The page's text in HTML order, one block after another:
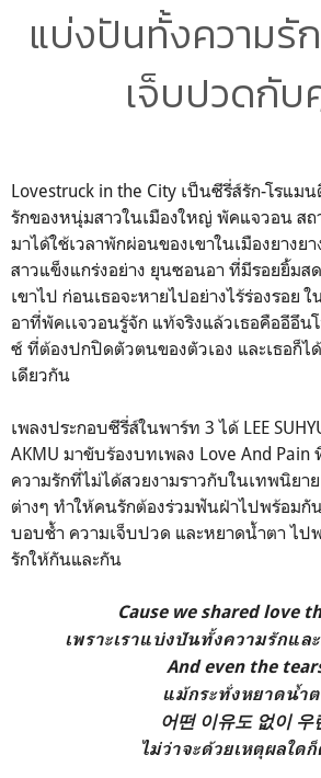
แบ่งปันทั้งความรั
เจ็บปวดกั
Lovestruck in the City เป็นซีรี่ส์รัก-โรแมน
รักของหนุ่มสาวในเมืองใหญ่ พัคแจวอน ส
มาได้ใช้เวลาพักผ่อนของเขาในเมืองยาง
สาวแข็งแกร่งอย่าง ยุนซอนอา ที่มีรอยยิ้มส
เขาไป ก่อนเธอจะหายไปอย่างไร้ร่องรอย
อาที่พัคเเจวอนรู้จัก แท้จริงแล้วเธอคืออีอึ
ซ์ ที่ต้องปกปิดตัวตนของตัวเอง และเธอก็
เดียวกัน
เพลงประกอบซีรี่ส์ในพาร์ท 3 ได้ LEE
AKMU มาขับร้องบทเพลง Love And Pain
ความรักที่ไม่ได้สวยงามราวกับในเทพนิยา
ต่างๆ ทำให้คนรักต้องร่วมฟันฝ่าไปพร้อมกั
บอบช้ำ ความเจ็บปวด และหยาดน้ำตา ไป
รักให้กันและกัน
Cause we shared love
เพราะเราแบ่งปันทั้งความรักแล
And even the
แม้กระทั่งหยาดน้ำ
어떤 이유도 없이 우
ไม่ว่าจะด้วยเหตุผลใด